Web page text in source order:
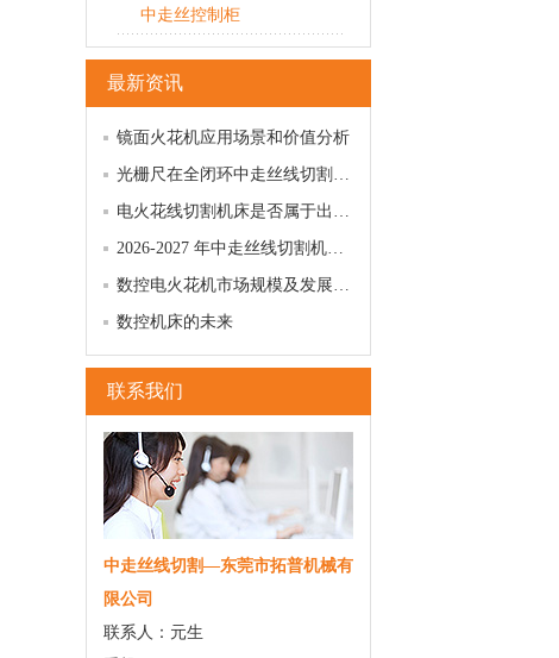
中走丝控制柜
最新资讯
镜面火花机应用场景和价值分析
光栅尺在全闭环中走丝线切割系统中的核心作用…
电火花线切割机床是否属于出口管控范围
2026-2027 年中走丝线切割机床市场发展趋势
数控电火花机市场规模及发展趋势
数控机床的未来
联系我们
中走丝线切割—东莞市拓普机械有
限公司
联系人：元生